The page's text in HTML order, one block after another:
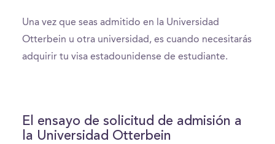
Una vez que seas admitido en la Universidad
Otterbein u otra universidad, es cuando necesitarás
adquirir tu visa estadounidense de estudiante.
El ensayo de solicitud de admisión a
la Universidad Otterbein